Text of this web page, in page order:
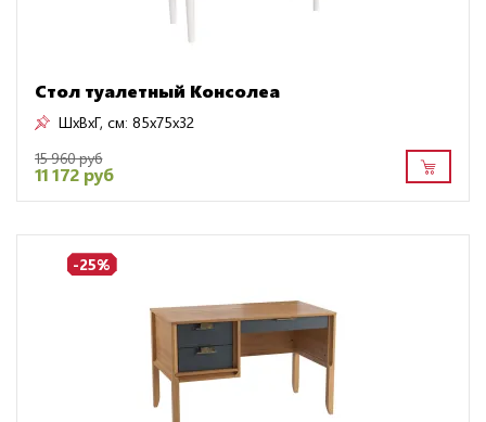
Стол туалетный Консолеа
ШxВxГ, см: 85x75x32
15 960 руб
11 172 руб
-25%